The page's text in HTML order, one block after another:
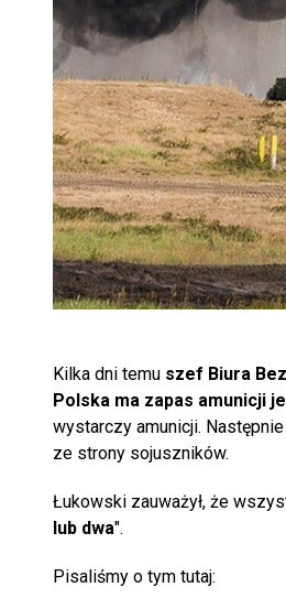
Kilka dni temu szef Biura
Polska ma zapas amunicji
wystarczy amunicji.
ze strony sojuszników.
Łukowski zauważył, że
lub dwa".
Pisaliśmy o tym tutaj: